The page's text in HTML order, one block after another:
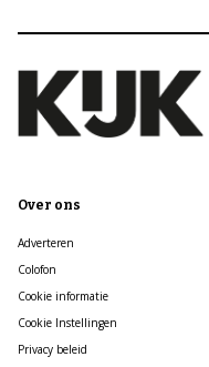
Over ons
Adverteren
Colofon
Cookie informatie
Cookie Instellingen
Privacy beleid